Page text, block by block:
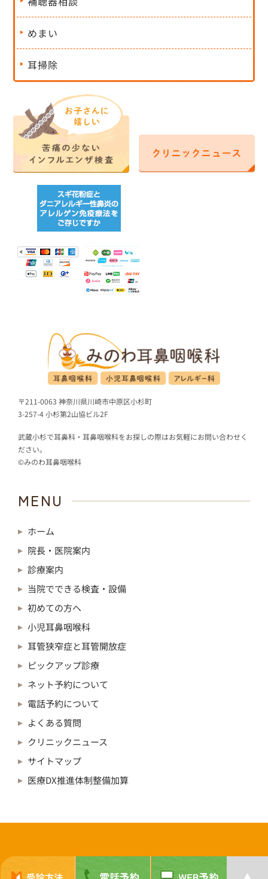
めまい
耳掃除
〒211-0063 神奈川県川崎市中原区小杉町
3-257-4 小杉第2山協ビル2F
武蔵小杉で耳鼻科・耳鼻咽喉科をお探しの際はお気軽にお問い合わせく
ださい。
©みのわ耳鼻咽喉科
MENU
ホーム
院長・医院案内
診療案内
当院でできる検査・設備
初めての方へ
小児耳鼻咽喉科
耳管狭窄症と耳管開放症
ピックアップ診療
ネット予約について
電話予約について
よくある質問
クリニックニュース
サイトマップ
医療DX推進体制整備加算